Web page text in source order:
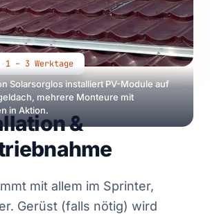
Solarsorglos installiert PV-Module auf
mehrere Monteure mit
in Aktion.
·1 – 3 Werktage
&
mit allem im Sprinter,
Gerüst (falls nötig) wird